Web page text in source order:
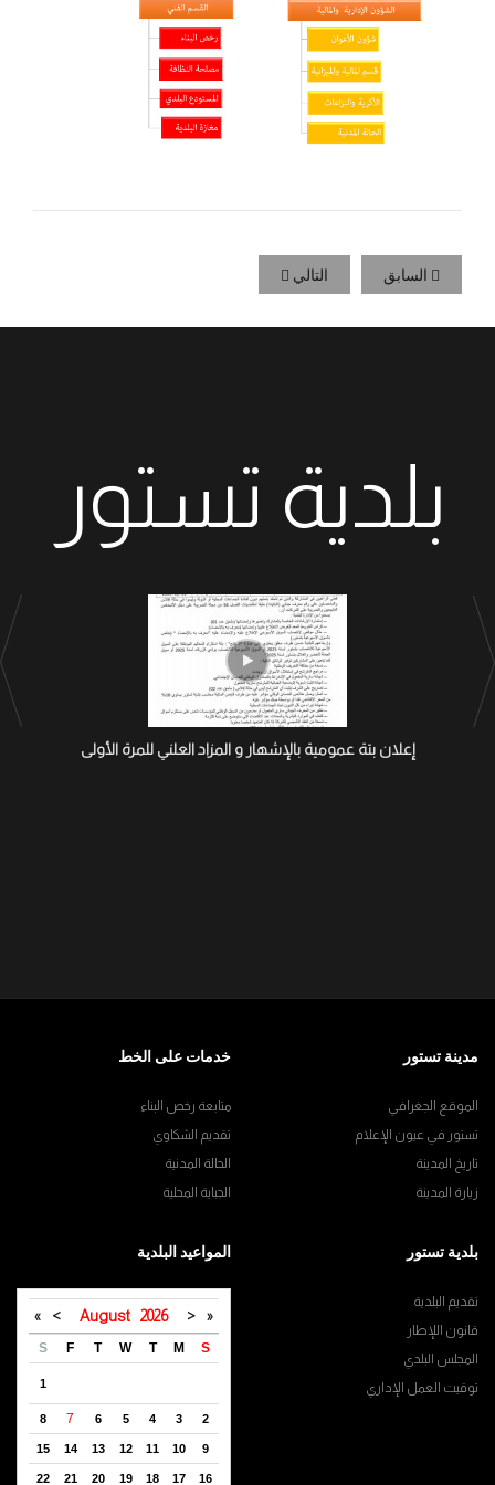
السابق التالي
بلدية تستور
إعلان بتة عمومية بالإشهار و المزاد العلني للمرة الأولى
مدينة تستور
الموقع الجغرافي
تستور في عيون الإعلام
تاريخ المدينة
زيارة المدينة
خدمات على الخط
متابعة رخص البناء
تقديم الشكاوي
الحالة المدنية
الجباية المحلية
بلدية تستور
تقديم البلدية
قانون اللإطار
المجلس البلدي
توقيت العمل الإداري
المواعيد البلدية
«
<
August 2026
>
»
S
M
T
W
T
F
S
1
2
3
4
5
6
7
8
9
10
11
12
13
14
15
16
17
18
19
20
21
22